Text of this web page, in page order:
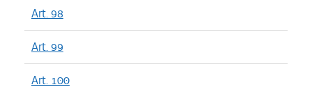
Art. 98
Art. 99
Art. 100